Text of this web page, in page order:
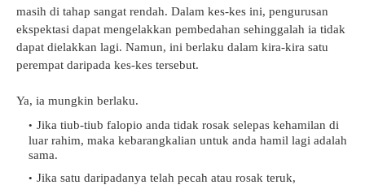
masih di tahap sangat rendah. Dalam kes-kes ini, pengurusan
ekspektasi dapat mengelakkan pembedahan sehinggalah ia tidak
dapat dielakkan lagi. Namun, ini berlaku dalam kira-kira satu
perempat daripada kes-kes tersebut.
Ya, ia mungkin berlaku.
Jika tiub-tiub falopio anda tidak rosak selepas kehamilan di
luar rahim, maka kebarangkalian untuk anda hamil lagi adalah
sama.
Jika satu daripadanya telah pecah atau rosak teruk,